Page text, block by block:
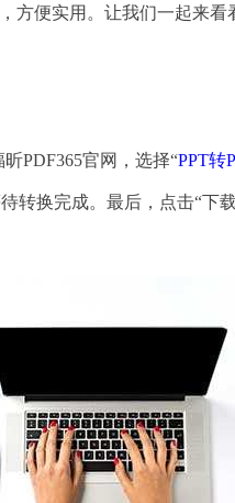
方便实用。让我们一起来看
PDF365官网，选择“PPT转
转换完成。最后，点击“下